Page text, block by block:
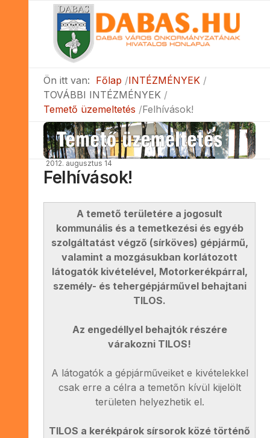
Ön itt van: Főlap
INTÉZMÉNYEK
TOVÁBBI INTÉZMÉNYEK
Temető üzemeltetés
Felhívások!
2012. augusztus 14
Felhívások!
A temető területére a jogosult
kommunális és a temetkezési és egyéb
szolgáltatást végző (sírköves) gépjármű,
valamint a mozgásukban korlátozott
látogatók kivételével, Motorkerékpárral,
személy- és tehergépjárművel behajtani
TILOS.
Az engedéllyel behajtók részére
várakozni TILOS!
A látogatók a gépjárműveiket e kivételekkel
csak erre a célra a temetőn kívül kijelölt
területen helyezhetik el.
TILOS a kerékpárok sírsorok közé történő